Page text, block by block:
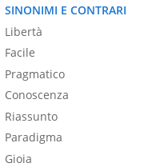
SINONIMI E CONTRARI
Libertà
Facile
Pragmatico
Conoscenza
Riassunto
Paradigma
Gioia